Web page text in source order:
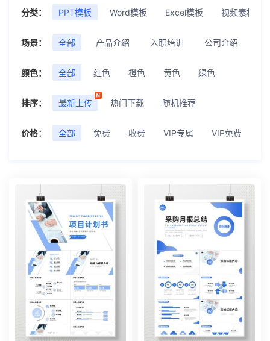
分类： PPT模板 Word模板 Excel模板 视频素材
场景： 全部 产品介绍 入职培训 公司介绍
颜色： 全部 红色 橙色 黄色 绿色
排序： 最新上传 热门下载 随机推荐
价格： 全部 免费 收费 VIP专属 VIP免费